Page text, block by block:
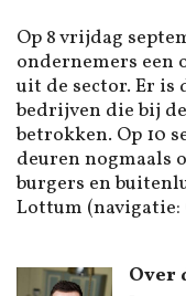
Op 8 vrijdag
ondernemers een
uit de sector. Er is
bedrijven die bij
betrokken. Op 10
deuren nogmaals
burgers en
Lottum (navigatie:
Over